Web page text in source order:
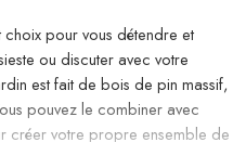
pour vous détendre et
ou discuter avec votre
est fait de bois de pin massif,
pouvez le combiner avec
créer votre propre ensemble de